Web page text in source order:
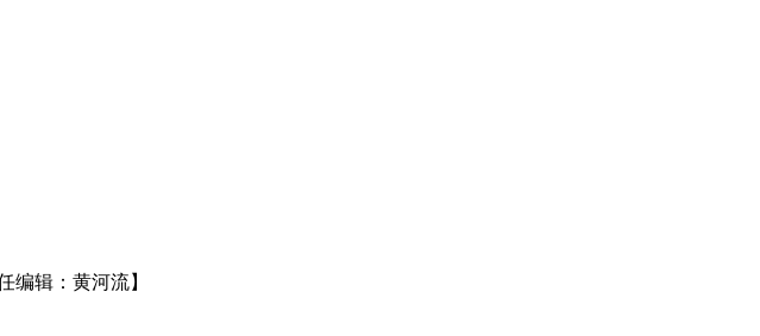
编辑：黄河流】